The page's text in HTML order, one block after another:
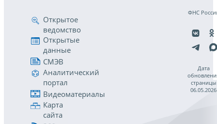
Открытое
ведомство
Открытые
данные
СМЭВ
Аналитический
портал
Видеоматериалы
Карта
сайта
ФНС
Дата
страницы
06.05.2026